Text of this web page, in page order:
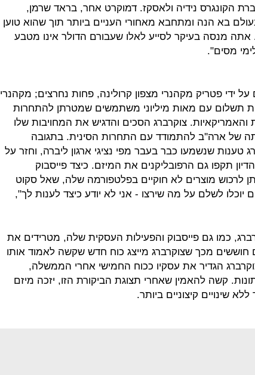
הקונגרס נידיה ולאסקז. דמוקרט אחר, בראד שרמן,
בא הנה ומתחבא מאחורי העניים ביותר תוך שהוא טוען
אתה מנסה בעיקר לסייע לאלו שעבורם הדולר אינו מטבע
מסים".
על ידי פטריק מקהנרי מצפון קרולינה, פחות נחרצים; מקהנרי
תשלום עם מאות מיליוני משתמשים שמטרתן להתחרות
צוקרברג הסכים והדגיש את המחויבות שלו
של ארה''ב להתמודד עם התחרות הסינית. בתגובה
טענות שנשמעו כבר בעבר מפי נציגי ארגון ליברה, וחזר על
תקפו גם הרפובליקנים את המיזם. כיצד פייסבוק
לרכוש מוצרים לא חוקיים בפלטפורמה שלה, שאל סקוט
יוכלו לשלם על מה שירצו - אני לא יודע כיצד לענות לך",
כמו גם פייסבוק והפעילות העסקית שלה, מטרידים את
חוששים מכך שצוקרברג מייצג כוח חדש שקשה לאמוד אותו
הגדיר את עסקיו ככוח החמישי אחרי הממשלה,
קשה להאמין שאחרי תצוגת הביקורת הזו, יזכה מיזם
שינויים קיצוניים ביותר.